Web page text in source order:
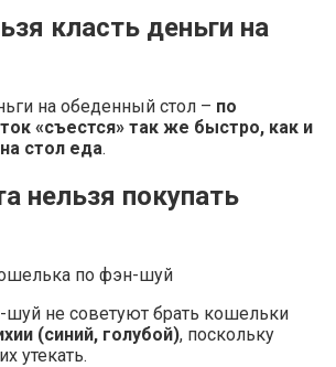
класть деньги на
на обеденный стол – по
«съестся» так же быстро, как и
стол еда.
нельзя покупать
по фэн-шуй
не советуют брать кошельки
(синий, голубой), поскольку
утекать.